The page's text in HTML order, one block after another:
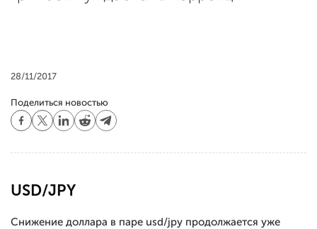
28/11/2017
Поделиться новостью
USD/JPY
Снижение доллара в паре usd/jpy продолжается уже